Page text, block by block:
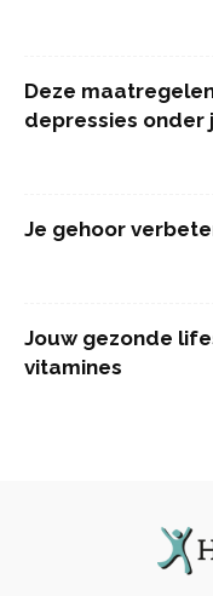
Deze
depressies onder
Je gehoor
Jouw gezonde
vitamines